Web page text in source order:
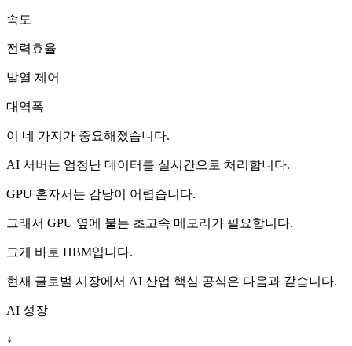
속도
전력효율
발열 제어
대역폭
이 네 가지가 중요해졌습니다.
AI 서버는 엄청난 데이터를 실시간으로 처리합니다.
GPU 혼자서는 감당이 어렵습니다.
그래서 GPU 옆에 붙는 초고속 메모리가 필요합니다.
그게 바로 HBM입니다.
현재 글로벌 시장에서 AI 산업 핵심 공식은 다음과 같습니다.
AI 성장
↓